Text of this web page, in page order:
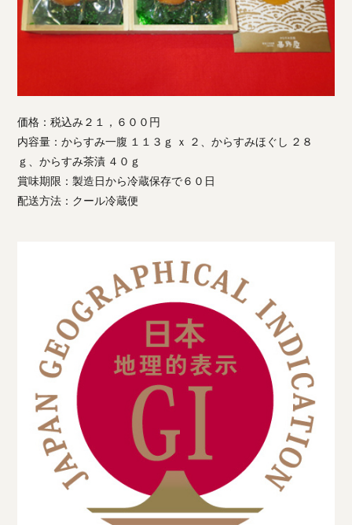
価格：税込み２１，６００円
内容量：からすみ一腹 １１３ｇ ｘ ２、からすみほぐし ２８
ｇ、からすみ茶漬 ４０ｇ
賞味期限：製造日から冷蔵保存で６０日
配送方法：クール冷蔵便